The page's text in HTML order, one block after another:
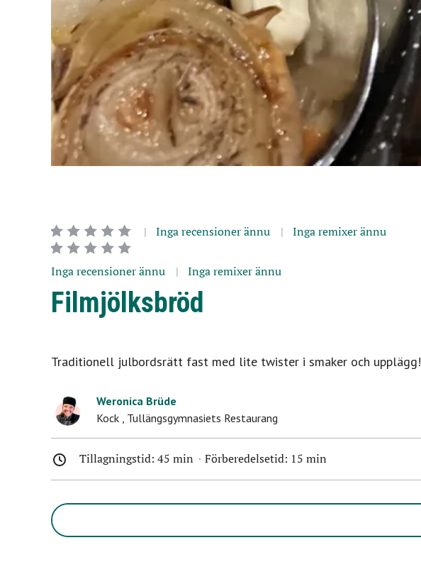
Inga recensioner ännu Inga remixer ännu
Inga recensioner ännu Inga remixer ännu
Filmjölksbröd
Traditionell julbordsrätt fast med lite twister i smaker och upplägg!
Weronica Brüde
Kock Tullängsgymnasiets Restaurang
Tillagningstid: 45 min Förberedelsetid: 15 min